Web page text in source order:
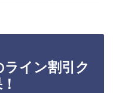
ライン割引ク